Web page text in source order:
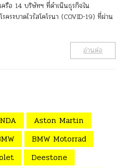
รือ 14 บริษัทฯ ที่ดำเนินธุรกิจใน
คระบาดไวรัสโคโรนา (COVID-19) ที่ผ่าน
อ่านต่อ
Aston Martin
BMW Motorrad
Deestone